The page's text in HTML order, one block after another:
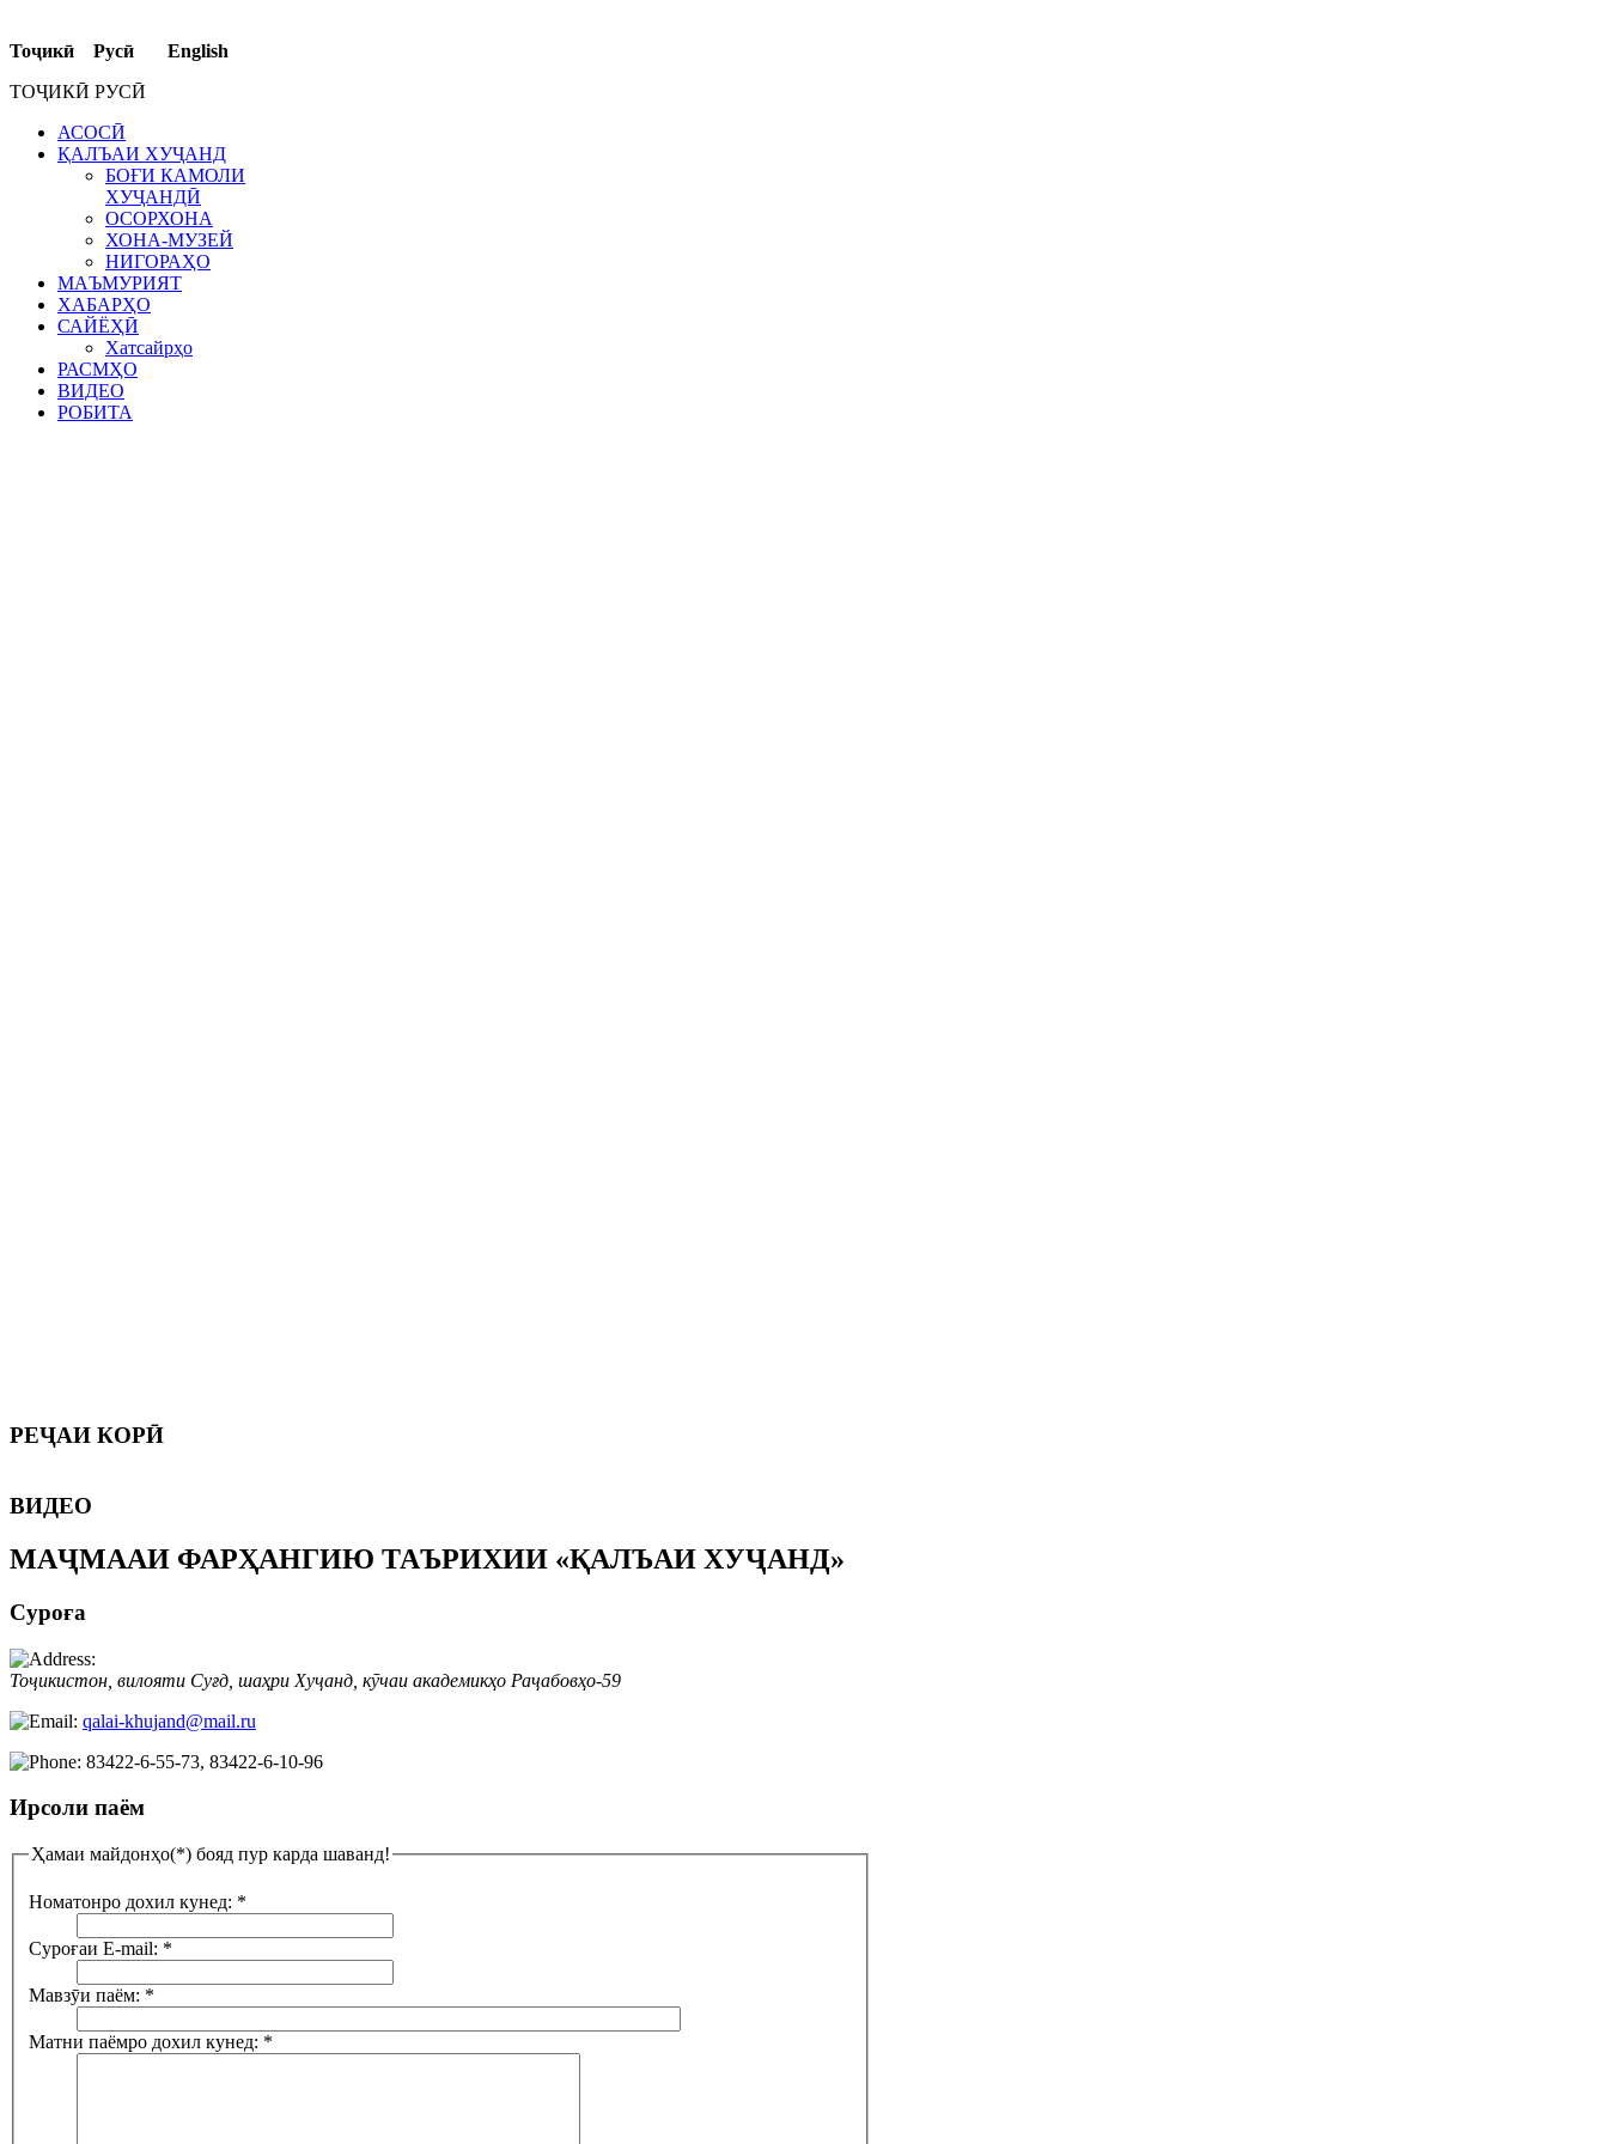
Тоҷикӣ Русӣ English
ТОҶИКӢ РУСӢ
АСОСӢ
ҚАЛЪАИ ХУҶАНД
БОҒИ КАМОЛИ
ХУҶАНДӢ
ОСОРХОНА
ХОНА-МУЗЕЙ
НИГОРАҲО
МАЪМУРИЯТ
ХАБАРҲО
САЙЁҲӢ
Хатсайрҳо
РАСМҲО
ВИДЕО
РОБИТА
РЕҶАИ КОРӢ
ВИДЕО
МАҶМААИ ФАРҲАНГИЮ ТАЪРИХИИ «ҚАЛЪАИ ХУҶАНД»
Суроға
Тоҷикистон, вилояти Суғд, шаҳри Хуҷанд, кӯчаи академикҳо Раҷабовҳо-59
qalai-khujand@mail.ru
83422-6-55-73, 83422-6-10-96
Ирсоли паём
Ҳамаи майдонҳо(*) бояд пур карда шаванд!
Номатонро дохил кунед: *
Суроғаи E-mail: *
Мавзӯи паём: *
Матни паёмро дохил кунед: *